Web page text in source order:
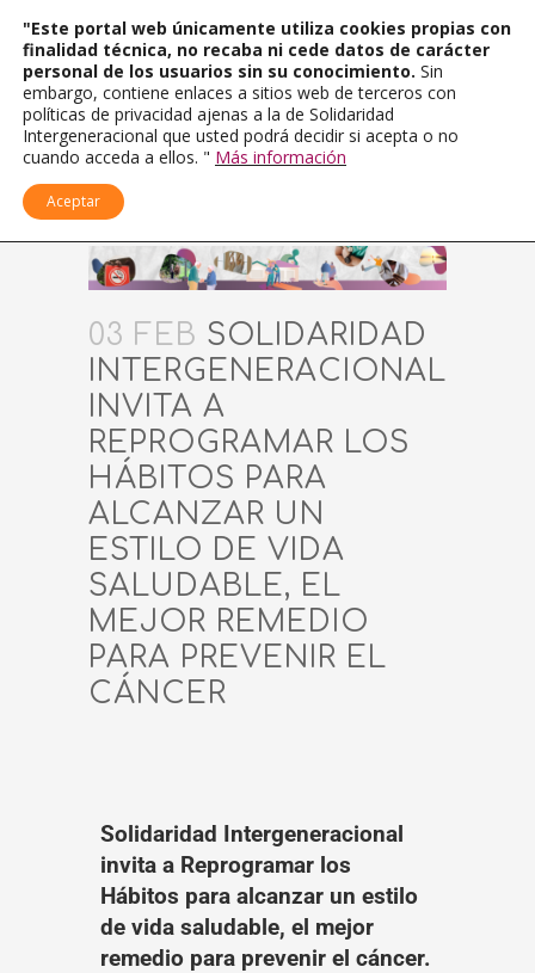
03 FEB SOLIDARIDAD
INTERGENERACIONAL
INVITA A
REPROGRAMAR LOS
HÁBITOS PARA
ALCANZAR UN
ESTILO DE VIDA
SALUDABLE, EL
MEJOR REMEDIO
PARA PREVENIR EL
CÁNCER
Solidaridad Intergeneracional
invita a Reprogramar los
Hábitos para alcanzar un estilo
de vida saludable, el mejor
remedio para prevenir el cáncer.
"Este portal web únicamente utiliza cookies propias con
finalidad técnica, no recaba ni cede datos de carácter
personal de los usuarios sin su conocimiento. Sin
embargo, contiene enlaces a sitios web de terceros con
políticas de privacidad ajenas a la de Solidaridad
Intergeneracional que usted podrá decidir si acepta o no
cuando acceda a ellos. " Más información
Aceptar